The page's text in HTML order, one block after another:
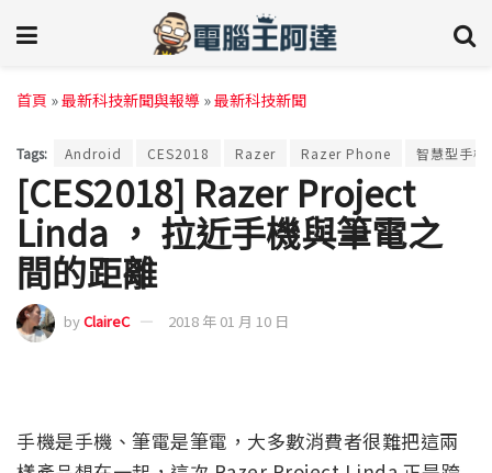
首頁 »最新科技新聞與報導 »最新科技新聞
Tags: Android CES2018 Razer Razer Phone 智慧型手機
[CES2018] Razer Project
Linda ， 拉近手機與筆電之
間的距離
byClaireC 2018 年 01 月 10 日
手機是手機、筆電是筆電，大多數消費者很難把這兩